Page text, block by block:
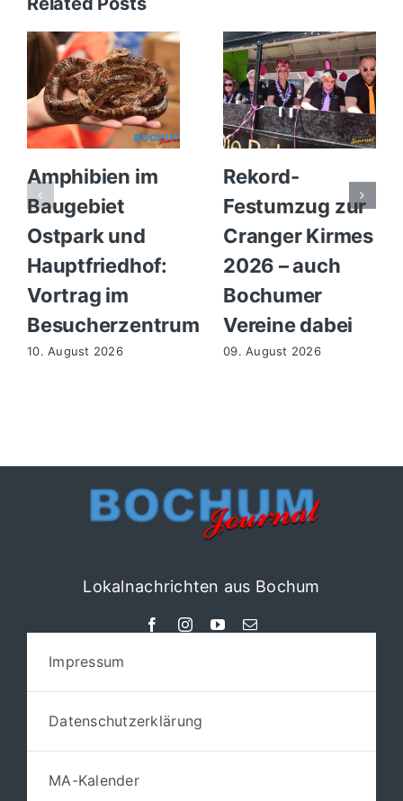
Amphibien im
Baugebiet
Ostpark und
Hauptfriedhof:
Vortrag im
Besucherzentrum
10. August 2026
Rekord-
Festumzug zur
Cranger Kirmes
2026 – auch
Bochumer
Vereine dabei
09. August 2026
Lokalnachrichten aus Bochum
Impressum
Datenschutzerklärung
MA-Kalender